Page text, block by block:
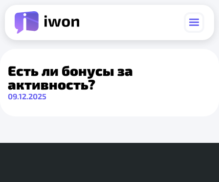
Есть ли бонусы за
активность?
09.12.2025